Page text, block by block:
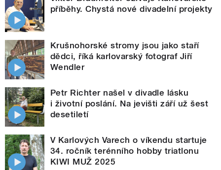
příběhy. Chystá nové divadelní projekty
Krušnohorské stromy jsou jako staří
dědci, říká karlovarský fotograf Jiří
Wendler
Petr Richter našel v divadle lásku
i životní poslání. Na jevišti září už šest
desetiletí
V Karlových Varech o víkendu startuje
34. ročník terénního hobby triatlonu
KIWI MUŽ 2025